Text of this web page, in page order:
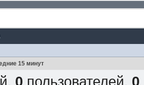
15 минут
0 пользователей, 0